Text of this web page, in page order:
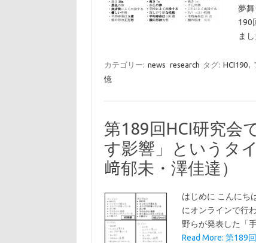
夢
190
ま
カテゴリー: news research タグ: HCI190
憶
第189回HCI研究会
す影響」というタ
﨑郁未・澤佳達）
はじめに こんにち
にオンラインで行
野らが発表した「
Read More: 第189